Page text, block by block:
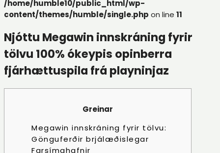
/home/humble10/public_html/wp-
content/themes/humble/single.php on line 11
Njóttu Megawin innskráning fyrir
tölvu 100% ókeypis opinberra
fjárhættuspila frá playninjaz
Greinar
Megawin innskráning fyrir tölvu:
Gönguferðir brjálæðislegar
Farsímahafnir